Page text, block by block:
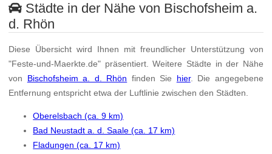
Städte in der Nähe von Bischofsheim a.
d. Rhön
Diese Übersicht wird Ihnen mit freundlicher Unterstützung von
"Feste-und-Maerkte.de" präsentiert. Weitere Städte in der Nähe
von Bischofsheim a. d. Rhön finden Sie hier. Die angegebene
Entfernung entspricht etwa der Luftlinie zwischen den Städten.
Oberelsbach (ca. 9 km)
Bad Neustadt a. d. Saale (ca. 17 km)
Fladungen (ca. 17 km)